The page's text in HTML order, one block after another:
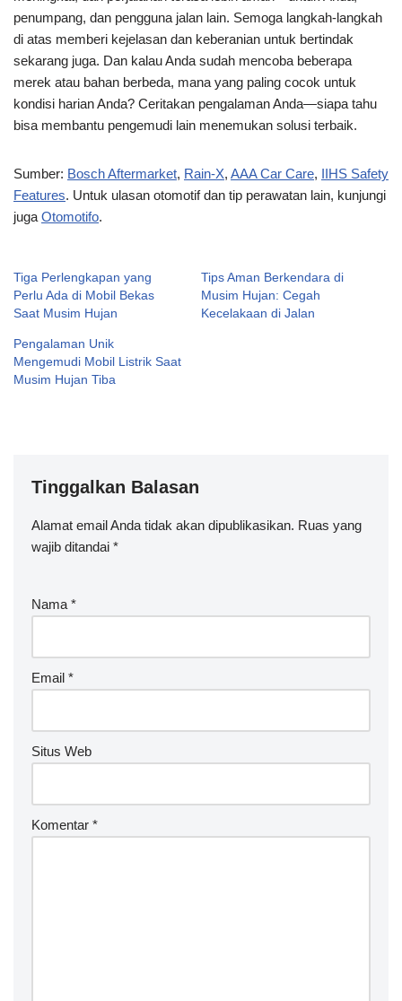
penumpang, dan pengguna jalan lain. Semoga langkah-langkah
di atas memberi kejelasan dan keberanian untuk bertindak
sekarang juga. Dan kalau Anda sudah mencoba beberapa
merek atau bahan berbeda, mana yang paling cocok untuk
kondisi harian Anda? Ceritakan pengalaman Anda—siapa tahu
bisa membantu pengemudi lain menemukan solusi terbaik.
Sumber: Bosch Aftermarket, Rain-X, AAA Car Care,
IIHS Safety
Features. Untuk ulasan otomotif dan tip perawatan lain, kunjungi
jugaOtomotifo.
Tiga Perlengkapan yang
Perlu Ada di Mobil Bekas
Saat Musim Hujan
Tips Aman Berkendara di
Musim Hujan: Cegah
Kecelakaan di Jalan
Pengalaman Unik
Mengemudi Mobil Listrik Saat
Musim Hujan Tiba
Tinggalkan Balasan
Alamat email Anda tidak akan dipublikasikan. Ruas yang
wajib ditandai *
Nama*
Email *
Situs Web
Komentar *
A
lt
n
ti
v